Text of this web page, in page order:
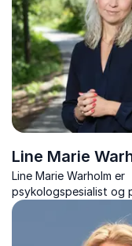
Line Marie
Line Marie Warholm er
psykologspesialist og
med bred erfaring fra
psykisk helsevern og
Hun har jobbet i hele